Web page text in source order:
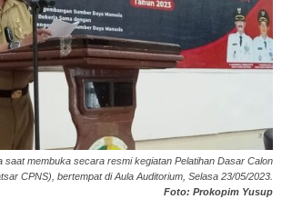
saat membuka secara resmi kegiatan Pelatihan Dasar Calon
CPNS), bertempat di Aula Auditorium, Selasa 23/05/2023.
Foto: Prokopim Yusup